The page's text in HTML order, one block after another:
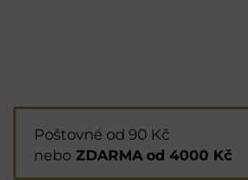
Poštovné od 90 Kč
nebo ZDARMA od 4000 Kč